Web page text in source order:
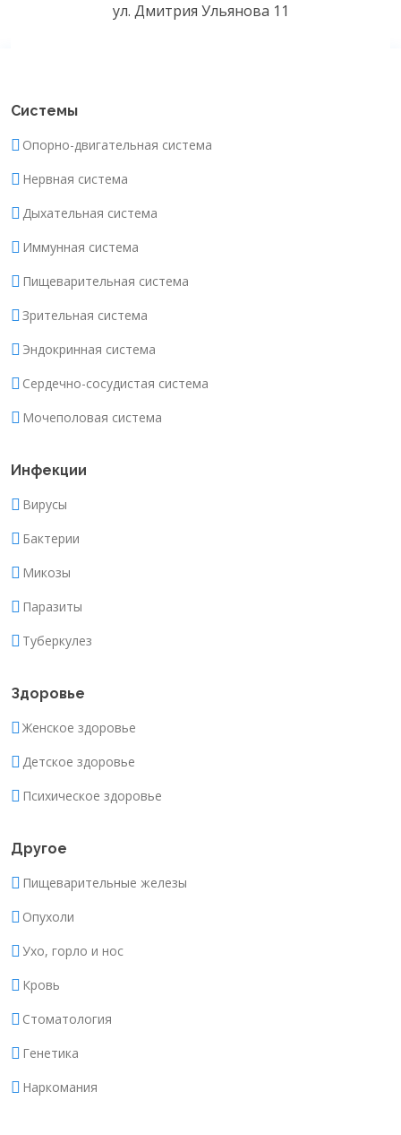
ул. Дмитрия Ульянова 11
Системы
Опорно-двигательная система
Нервная система
Дыхательная система
Иммунная система
Пищеварительная система
Зрительная система
Эндокринная система
Сердечно-сосудистая система
Мочеполовая система
Инфекции
Вирусы
Бактерии
Микозы
Паразиты
Туберкулез
Здоровье
Женское здоровье
Детское здоровье
Психическое здоровье
Другое
Пищеварительные железы
Опухоли
Ухо, горло и нос
Кровь
Стоматология
Генетика
Наркомания